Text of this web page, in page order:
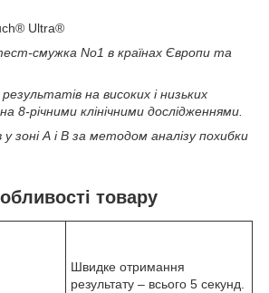
Ultra®
смужка No1 в країнах Європи та
на високих і низьких
8-річними клінічними дослідженнями.
зоні А і В за методом аналізу похибки
товару
Швидке отримання
результату – всього 5 секунд.